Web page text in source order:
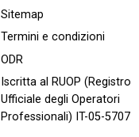
Sitemap
Termini e condizioni
ODR
Iscritta al RUOP (Registro
Ufficiale degli Operatori
Professionali) IT-05-5707